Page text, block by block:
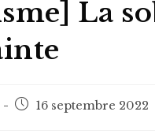
La
Post16 septembre 2022